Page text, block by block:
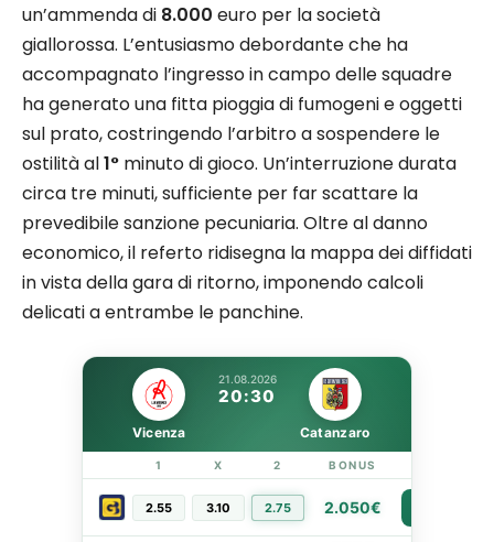
un’ammenda di 8.000 euro per la società
giallorossa. L’entusiasmo debordante che ha
accompagnato l’ingresso in campo delle squadre
ha generato una fitta pioggia di fumogeni e oggetti
sul prato, costringendo l’arbitro a sospendere le
ostilità al1° minuto di gioco. Un’interruzione durata
circa tre minuti, sufficiente per far scattare la
prevedibile sanzione pecuniaria. Oltre al danno
economico, il referto ridisegna la mappa dei diffidati
in vista della gara di ritorno, imponendo calcoli
delicati a entrambe le panchine.
21.08.2026
20:30
Vicenza Catanzaro
1 X 2 BONUS
2.55 3.10 2.75 2.050€